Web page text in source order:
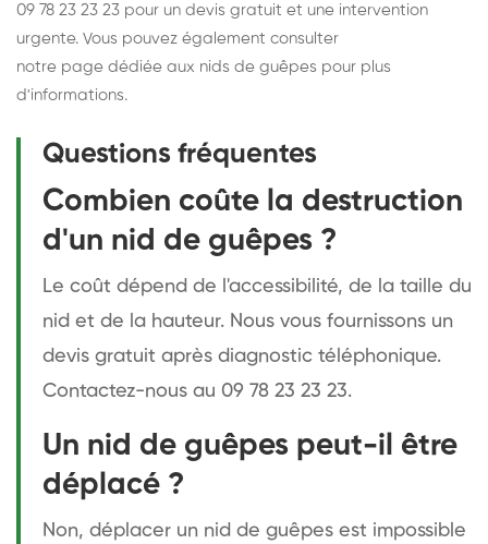
09 78 23 23 23 pour un devis gratuit et une intervention
urgente. Vous pouvez également consulter
notre page dédiée aux nids de guêpes pour plus
d'informations.
Questions fréquentes
Combien coûte la destruction
d'un nid de guêpes ?
Le coût dépend de l'accessibilité, de la taille du
nid et de la hauteur. Nous vous fournissons un
devis gratuit après diagnostic téléphonique.
Contactez-nous au 09 78 23 23 23.
Un nid de guêpes peut-il être
déplacé ?
Non, déplacer un nid de guêpes est impossible